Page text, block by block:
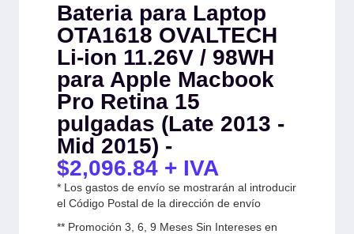
Bateria para Laptop
OTA1618 OVALTECH
Li-ion 11.26V / 98WH
para Apple Macbook
Pro Retina 15
pulgadas (Late 2013 -
Mid 2015) -
$2,096.84 + IVA
* Los gastos de envío se mostrarán al introducir
el Código Postal de la dirección de envío
** Promoción 3, 6, 9 Meses Sin Intereses en